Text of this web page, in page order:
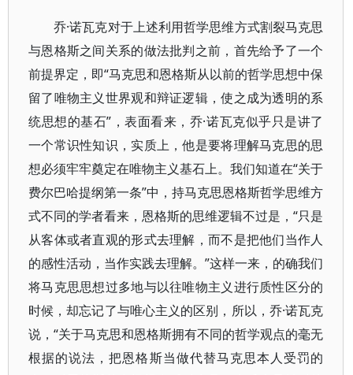
乔·诺瓦克对于上述利用哲学思维方式割裂马克思
与恩格斯之间关系的做法批判之前，首先给予了一个
前提界定，即“马克思和恩格斯从以前的哲学思想中保
留了唯物主义世界观和辩证逻辑，使之成为透明的系
统思想的基石”，表面看来，乔·诺瓦克似乎只是讲了
一个常识性知识，实质上，他是要将理解马克思的思
想必须牢牢奠定在唯物主义基石上。我们知道在“关于
费尔巴哈提纲第一条”中，持马克思恩格斯哲学思维方
式不同的学者看来，恩格斯的思维逻辑不过是，“只是
从客体或者直观的形式去理解，而不是把他们当作人
的感性活动，当作实践去理解。”这样一来，的确我们
将马克思思想过多地与以往唯物主义进行质性区分的
时候，却忘记了与唯心主义的区别，所以，乔·诺瓦克
说，“关于马克思和恩格斯拥有不同的哲学观点的毫无
根据的说法，把恩格斯当做代替马克思本人受罚的